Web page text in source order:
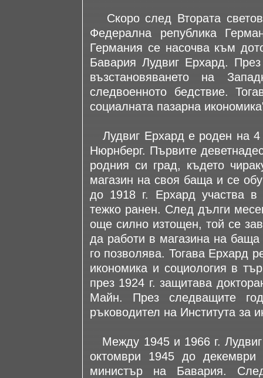
Скоро след Втората
Федерална република
Германия се насочва към
Бавария Лудвиг Ерхард.
възстановяването на
следвоенното бедствие.
социалната пазарна
Лудвиг Ерхард е роден на 4
Нюрнберг. Първите
родния си град, където
магазин на своя баща и се
до 1918 г. Ерхард участва в
тежко ранен. След дълги
още силно изтощен, той се
да работи в магазина на
го позволява. Тогава Ерхард
икономика и социология в
през 1924 г. защитава
Майн. През следващите
ръководител на Института за
Между 1945 и 1966 г. Лудвиг
октомври 1945 до декември
министър на Бавария.